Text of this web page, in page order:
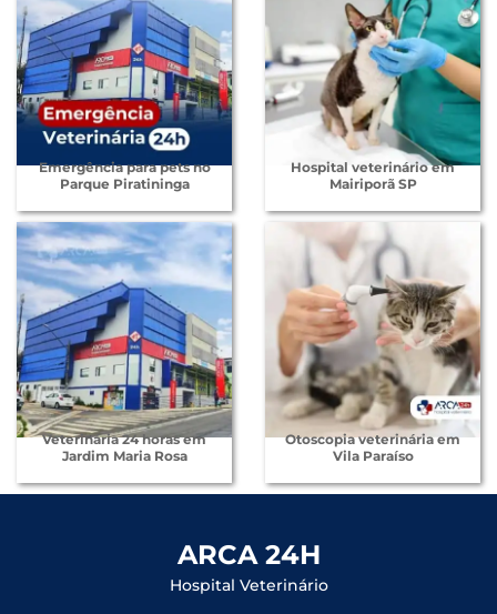
Emergência para pets no
Parque Piratininga
Hospital veterinário em
Mairiporã SP
Veterinária 24 horas em
Jardim Maria Rosa
Otoscopia veterinária em
Vila Paraíso
ARCA 24H
Hospital Veterinário